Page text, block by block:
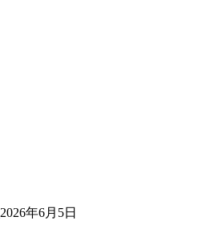
2026年6月5日